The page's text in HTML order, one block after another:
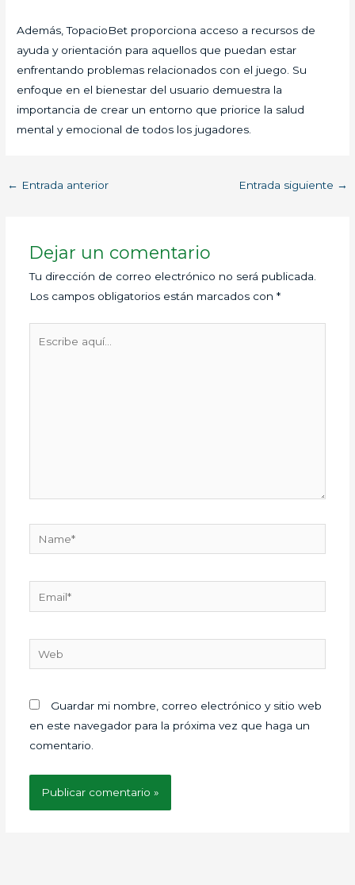
Además, TopacioBet proporciona acceso a recursos de
ayuda y orientación para aquellos que puedan estar
enfrentando problemas relacionados con el juego. Su
enfoque en el bienestar del usuario demuestra la
importancia de crear un entorno que priorice la salud
mental y emocional de todos los jugadores.
← Entrada anterior Entrada siguiente →
Dejar un comentario
Tu dirección de correo electrónico no será publicada.
Los campos obligatorios están marcados con *
Guardar mi nombre, correo electrónico y sitio web
en este navegador para la próxima vez que haga un
comentario.